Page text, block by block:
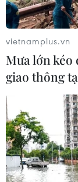
Có nên
động phải
vietnamplus.vn
Mưa lớn kéo
giao thông